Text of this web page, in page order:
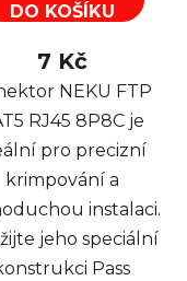
DO KOŠÍKU
7 Kč
NEKU FTP
RJ45 8P8C je
pro precizní
krimpování a
instalaci.
jeho speciální
Pass